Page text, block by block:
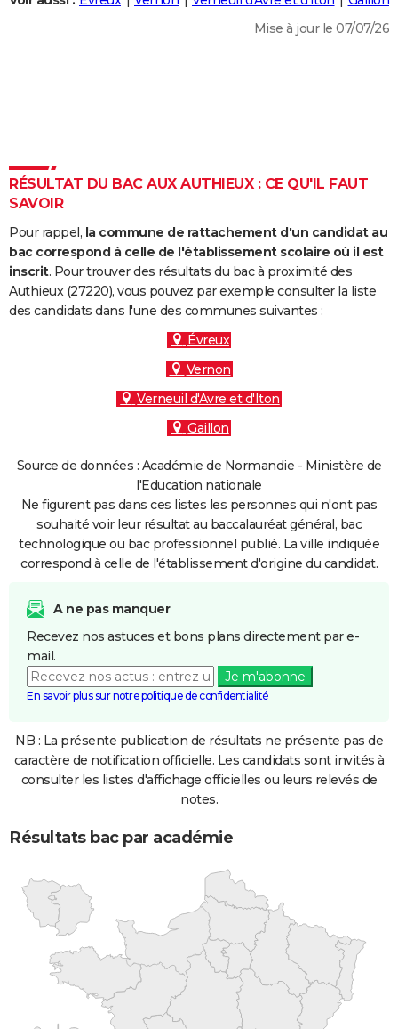
DICTIONNAIRE
Dictionnaire
Biographies
Citations
Expressions
Proverbes
PROGRAMME TV
COPAINS D'AVANT
S'inscrire
Se connecter
Lycées
Collèges
Primaires
Universités
Entreprises
Service militaire
Avis de recherche
AVIS DE DÉCÈS
FORUM
Mise à jour le 07/07/26
RÉSULTAT DU BAC AUX AUTHIEUX : CE QU'IL FAUT
SAVOIR
Pour rappel, la commune de rattachement d'un candidat au
bac correspond à celle de l'établissement scolaire où il est
inscrit. Pour trouver des résultats du bac à proximité des
Authieux (27220), vous pouvez par exemple consulter la liste
des candidats dans l'une des communes suivantes :
Évreux
Vernon
Verneuil d'Avre et d'Iton
Gaillon
Source de données : Académie de Normandie - Ministère de
l'Education nationale
Ne figurent pas dans ces listes les personnes qui n'ont pas
souhaité voir leur résultat au baccalauréat général, bac
technologique ou bac professionnel publié. La ville indiquée
correspond à celle de l'établissement d'origine du candidat.
A ne pas manquer
Recevez nos astuces et bons plans directement par e-
mail.
Je m'abonne
En savoir plus sur notre politique de confidentialité
NB : La présente publication de résultats ne présente pas de
caractère de notification officielle. Les candidats sont invités à
consulter les listes d'affichage officielles ou leurs relevés de
notes.
Résultats bac par académie